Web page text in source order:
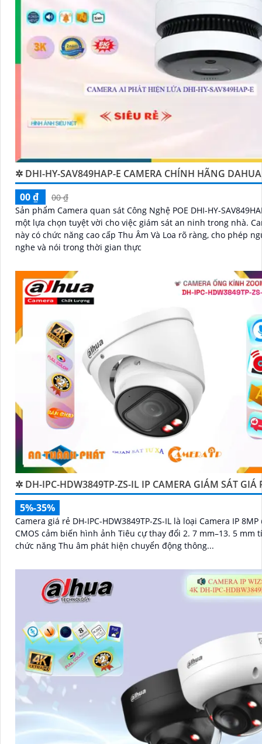
✲ DHI-HY-SAV849HAP-E CAMERA CHÍNH HÃNG DAHUA
00 ₫
00 ₫
Sản phẩm Camera quan sát Công Nghệ POE DHI-HY-
một lựa chọn tuyệt vời cho việc giám sát an ninh trong nhà. Camera
này có chức năng cao cấp Thu Âm Và Loa rõ ràng, cho phép
nghe và nói trong thời gian thực
✲ DH-IPC-HDW3849TP-ZS-IL IP CAMERA GIÁM SÁT GIÁ
5%-35%
Camera giá rẻ DH-IPC-HDW3849TP-ZS-IL là loại Camera IP 8MP
CMOS cảm biến hình ảnh Tiêu cự thay đổi 2. 7 mm–13. 5 mm
chức năng Thu âm phát hiện chuyển động thông...